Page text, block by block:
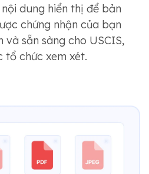
dung hiển thị để bản
chứng nhận của bạn
và sẵn sàng cho USCIS,
tổ chức xem xét.